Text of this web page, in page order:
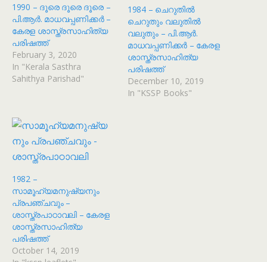
1990 – ദൂരെ ദൂരെ ദൂരെ –
പി.ആർ. മാധവപ്പണിക്കർ –
കേരള ശാസ്ത്രസാഹിത്യ
പരിഷത്ത്
February 3, 2020
In "Kerala Sasthra
Sahithya Parishad"
1984 – ചെറുതിൽ
ചെറുതും വലുതിൽ
വലുതും – പി.ആർ.
മാധവപ്പണിക്കർ – കേരള
ശാസ്ത്രസാഹിത്യ
പരിഷത്ത്
December 10, 2019
In "KSSP Books"
1982 –
സാമൂഹ്യമനുഷ്യനും
പ്രപഞ്ചവും –
ശാസ്ത്രപാഠാവലി – കേരള
ശാസ്ത്രസാഹിത്യ
പരിഷത്ത്
October 14, 2019